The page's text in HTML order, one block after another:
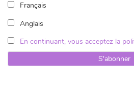
Français
Anglais
En continuant, vous acceptez la